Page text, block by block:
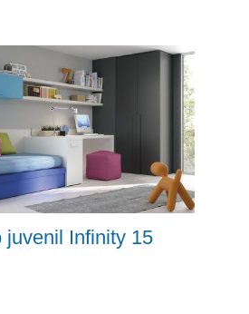
juvenil Infinity 15